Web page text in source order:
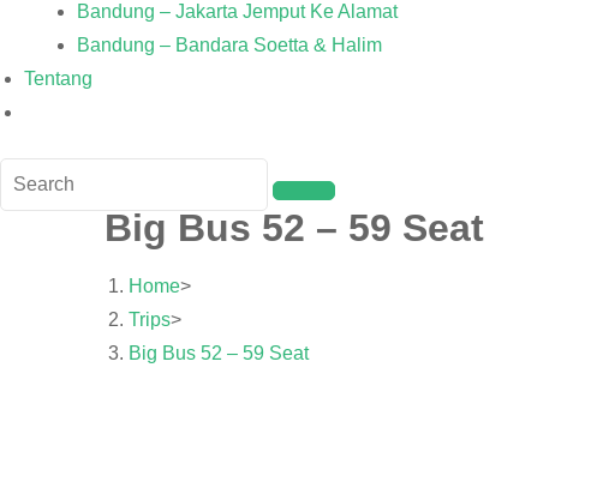
Bandung – Jakarta Jemput Ke Alamat
Bandung – Bandara Soetta & Halim
Tentang
Big Bus 52 – 59 Seat
Home>
Trips>
Big Bus 52 – 59 Seat